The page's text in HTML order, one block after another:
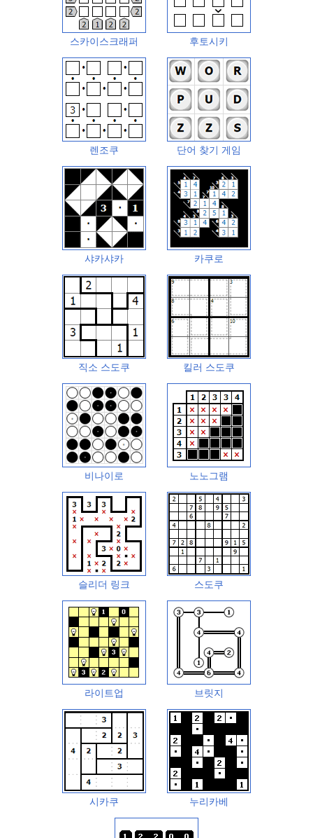
스카이스크래퍼 후토시키
렌조쿠 단어 찾기 게임
샤카샤카 카쿠로
직소 스도쿠 킬러 스도쿠
비나이로 노노그램
슬리더 링크 스도쿠
라이트업 브릿지
시카쿠 누리카베